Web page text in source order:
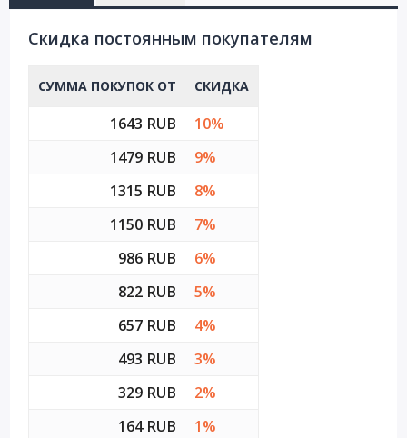
Cкидка постоянным покупателям
СУММА ПОКУПОК ОТ СКИДКА
1643 RUB
10%
1479 RUB
9%
1315 RUB
8%
1150 RUB
7%
986 RUB
6%
822 RUB
5%
657 RUB
4%
493 RUB
3%
329 RUB
2%
164 RUB
1%